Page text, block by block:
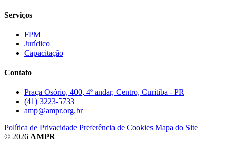
Serviços
FPM
Jurídico
Capacitação
Contato
Praça Osório, 400, 4º andar, Centro, Curitiba - PR
(41) 3223-5733
amp@ampr.org.br
Política de Privacidade Preferência de Cookies Mapa do Site
© 2026 AMPR